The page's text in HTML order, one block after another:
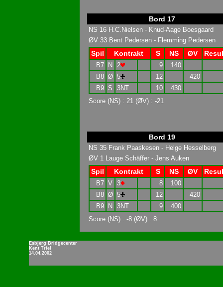
Bord 17
NS 16 H.C.Nielsen - Knud-Aage Boesgaard
ØV 33 Bent Pedersen - Flemming Pedersen
Spil Kontrakt S NS ØV
B7 N 2 9
140
B8 Ø 5 12
420
B9 S 3NT 10
430
Score (NS) : 21 (ØV) : -21
Bord 19
NS 35 Frank Paaskesen - Helge Hesselberg
ØV 1 Lauge Schäffer - Jens Auken
Spil Kontrakt S NS ØV
B7 V 3 8
100
B8 Ø 5 12
420
B9
N 3NT 9
400
Score (NS) : -8 (ØV) : 8
Esbjerg Bridgecenter
Kent Triel
14.04.2002